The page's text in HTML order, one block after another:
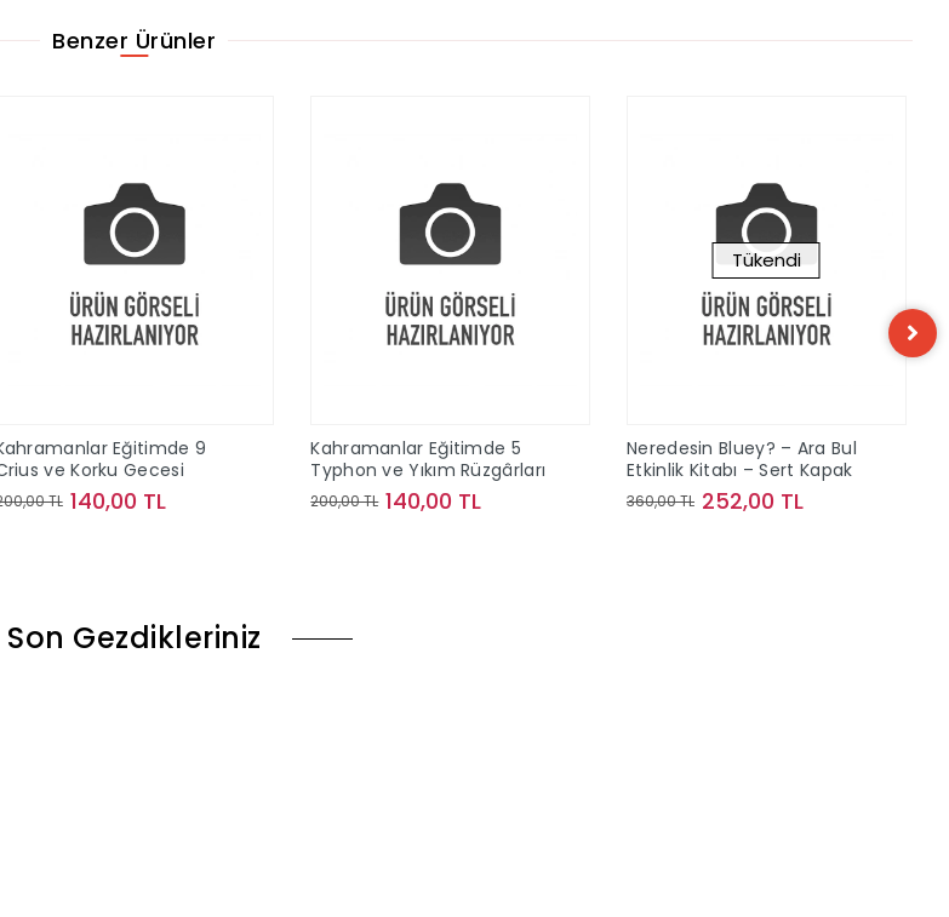
Benzer Ürünler
Eğitimde 9
ve Korku Gecesi
TL 140,00 TL
Kahramanlar Eğitimde 5
Typhon ve Yıkım Rüzgârları
200,00 TL 140,00 TL
Tükendi
Neredesin Bluey? – Ara Bul
Etkinlik Kitabı – Sert Kapak
360,00 TL 252,00 TL
Son Gezdikleriniz